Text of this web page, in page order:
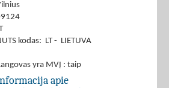
kodas: LT - LIETUVA
yra MVĮ : taip
apie